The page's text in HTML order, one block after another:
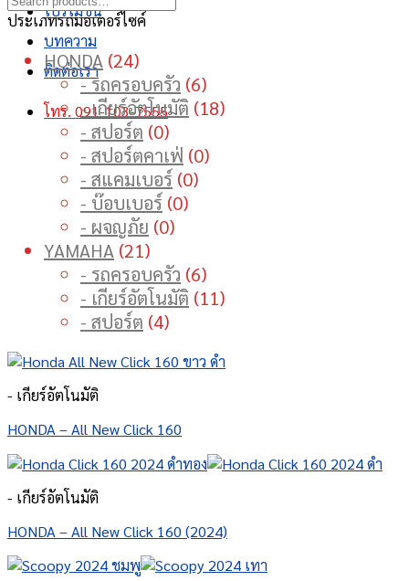
โปรโมชั่น
บทความ
ติดต่อเรา
โทร. 091-103-7555
ประเภทรถมอเตอร์ไซค์
HONDA 2424
products
- รถครอบครัว 66
products
- เกียร์อัตโนมัติ 1818
- สปอร์ต 00
products
- สปอร์ตคาเฟ่ 00
- สแคมเบอร์ 00
- บ๊อบเบอร์ 00
- ผจญภัย 00
YAMAHA 2121
products
- รถครอบครัว 66
products
- เกียร์อัตโนมัติ 1111
- สปอร์ต 44
- เกียร์อัตโนมัติ
HONDA – All New Click 160
- เกียร์อัตโนมัติ
HONDA – All New Click 160 (2024)